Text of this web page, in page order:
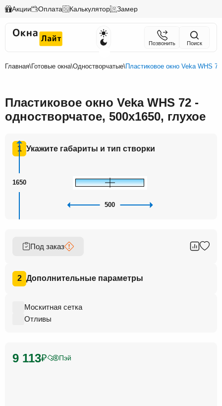
Акции Оплата Калькулятор Замер
Позвонить Поиск
Главная\Готовые окна\Одностворчатые\Пластиковое окно Veka WHS
Пластиковое окно Veka WHS 72 -
одностворчатое, 500x1650, глухое
1 Укажите габариты и тип створки
1650
500
Под заказ
2 Дополнительные параметры
Москитная сетка
Отливы
9 113₽ Пэй